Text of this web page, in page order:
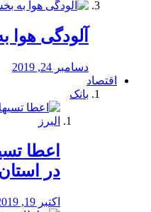
آلودگی
دسامبر 24, 2019
اقتصاد
بانک
️اعطا
در استان
اکتبر 19, 2019